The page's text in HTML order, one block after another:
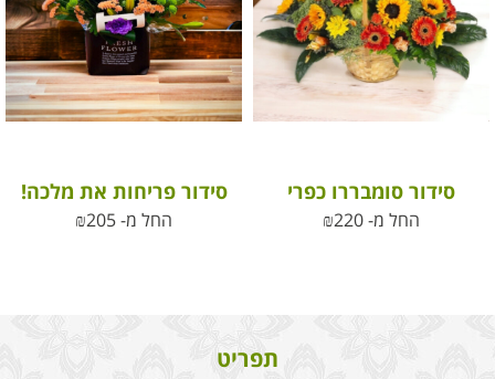
סידור סומבררו כפרי
החל מ- ₪220
סידור פריחות את מלכה!
החל מ- ₪205
תפריט